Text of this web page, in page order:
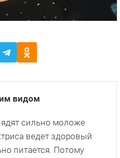
видом
сильно моложе
ведет здоровый
питается. Потому